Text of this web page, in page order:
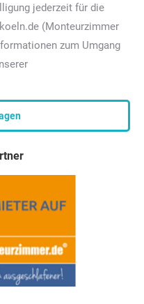
jederzeit für die
(Monteurzimmer
zum Umgang